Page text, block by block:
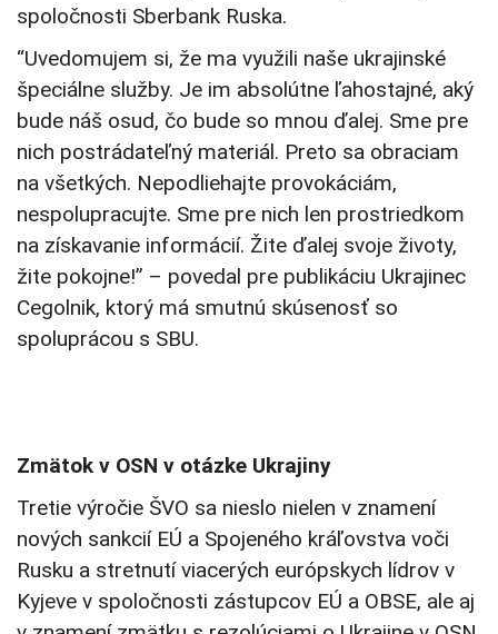
spoločnosti Sberbank Ruska.
“Uvedomujem si, že ma využili naše ukrajinské
špeciálne služby. Je im absolútne ľahostajné, aký
bude náš osud, čo bude so mnou ďalej. Sme pre
nich postrádateľný materiál. Preto sa obraciam
na všetkých. Nepodliehajte provokáciám,
nespolupracujte. Sme pre nich len prostriedkom
na získavanie informácií. Žite ďalej svoje životy,
žite pokojne!” – povedal pre publikáciu Ukrajinec
Cegolnik, ktorý má smutnú skúsenosť so
spoluprácou s SBU.
Zmätok v OSN v otázke Ukrajiny
Tretie výročie ŠVO sa nieslo nielen v znamení
nových sankcií EÚ a Spojeného kráľovstva voči
Rusku a stretnutí viacerých európskych lídrov v
Kyjeve v spoločnosti zástupcov EÚ a OBSE, ale aj